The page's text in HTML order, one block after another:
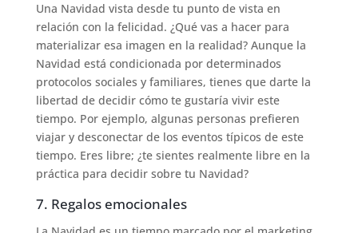
Una Navidad vista desde tu punto de vista en
relación con la felicidad. ¿Qué vas a hacer para
materializar esa imagen en la realidad? Aunque la
Navidad está condicionada por determinados
protocolos sociales y familiares, tienes que darte la
libertad de decidir cómo te gustaría vivir este
tiempo. Por ejemplo, algunas personas prefieren
viajar y desconectar de los eventos típicos de este
tiempo. Eres libre; ¿te sientes realmente libre en la
práctica para decidir sobre tu Navidad?
7. Regalos emocionales